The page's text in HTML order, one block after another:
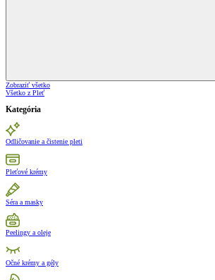
Zobraziť všetko
Všetko z Pleť
Kategória
Odličovanie a čistenie pleti
Pleťové krémy
Séra a masky
Peelingy a oleje
Očné krémy a gély